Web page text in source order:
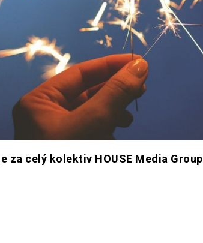
za celý kolektiv HOUSE Media Group